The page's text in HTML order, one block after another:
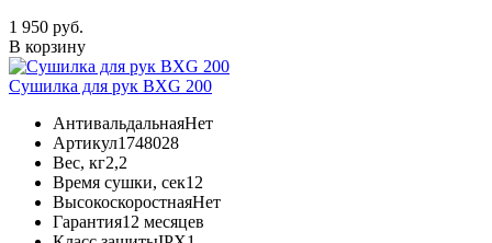
1 950 руб.
В корзину
Сушилка для рук BXG 200
АнтивальдальнаяНет
Артикул1748028
Вес, кг2,2
Время сушки, сек12
ВысокоскоростнаяНет
Гарантия12 месяцев